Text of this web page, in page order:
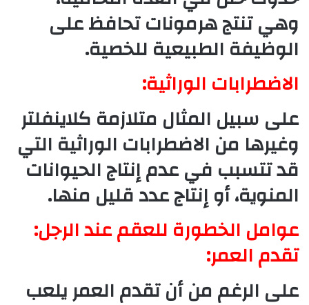
وهي تنتج هرمونات تحافظ على
الوظيفة الطبيعية للخصية.
الاضطرابات الوراثية:
على سبيل المثال متلازمة كلاينفلتر
وغيرها من الاضطرابات الوراثية التي
قد تتسبب في عدم إنتاج الحيوانات
المنوية، أو إنتاج عدد قليل منها.
عوامل الخطورة للعقم عند الرجل:
تقدم العمر:
على الرغم من أن تقدم العمر يلعب